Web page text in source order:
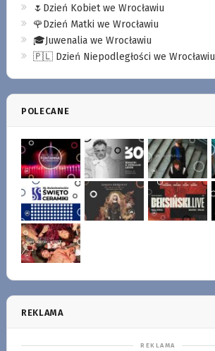
🌷Dzień Kobiet we Wrocławiu
🌹Dzień Matki we Wrocławiu
🎓Juwenalia we Wrocławiu
🇵🇱 Dzień Niepodległości we Wrocławiu
POLECANE
REKLAMA